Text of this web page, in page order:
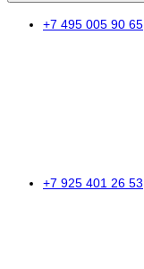
+7 495 005 90 65
+7 925 401 26 53